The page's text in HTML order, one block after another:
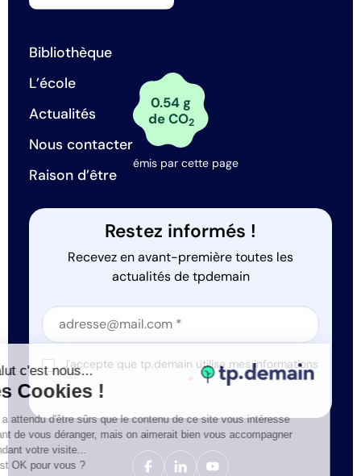
Bibliothèque
L’école
Actualités
Nous contacter
Raison d’être
0.54 g
de CO2
émis par cette page
Restez informés !
Recevez en avant-première toutes les
actualités de tpdemain
Section
Section
J'accepte que tp.demain utilise mes informations
*
Salut c'est nous...
les Cookies !
On a attendu d'être sûrs que le contenu de ce site vous intéresse
avant de vous déranger, mais on aimerait bien vous accompagner
pendant votre visite...
C'est OK pour vous ?